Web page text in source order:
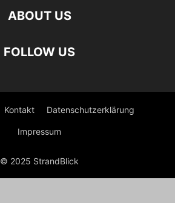
ABOUT US
FOLLOW US
Kontakt Datenschutzerklärung
Impressum
© 2025 StrandBlick